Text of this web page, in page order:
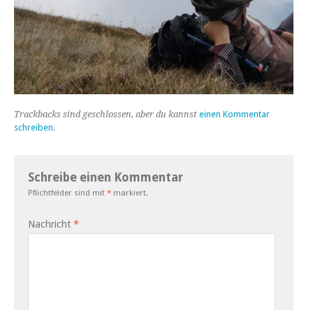
Trackbacks sind geschlossen, aber du kannst einen Kommentar
schreiben.
Schreibe einen Kommentar
Pflichtfelder sind mit * markiert.
Nachricht *